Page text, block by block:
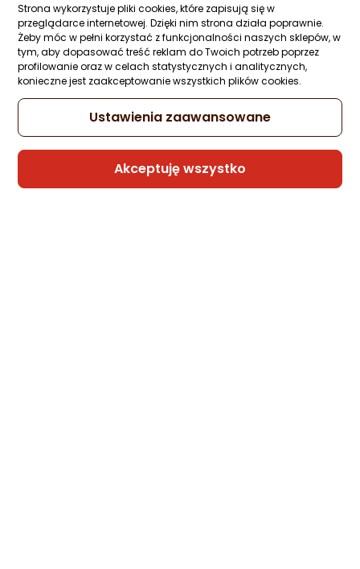
Strona wykorzystuje pliki cookies, które zapisują się w
przeglądarce internetowej. Dzięki nim strona działa poprawnie.
Żeby móc w pełni korzystać z funkcjonalności naszych sklepów, w
tym, aby dopasować treść reklam do Twoich potrzeb poprzez
profilowanie oraz w celach statystycznych i analitycznych,
konieczne jest zaakceptowanie wszystkich plików cookies.
Ustawienia zaawansowane
Akceptuję wszystko